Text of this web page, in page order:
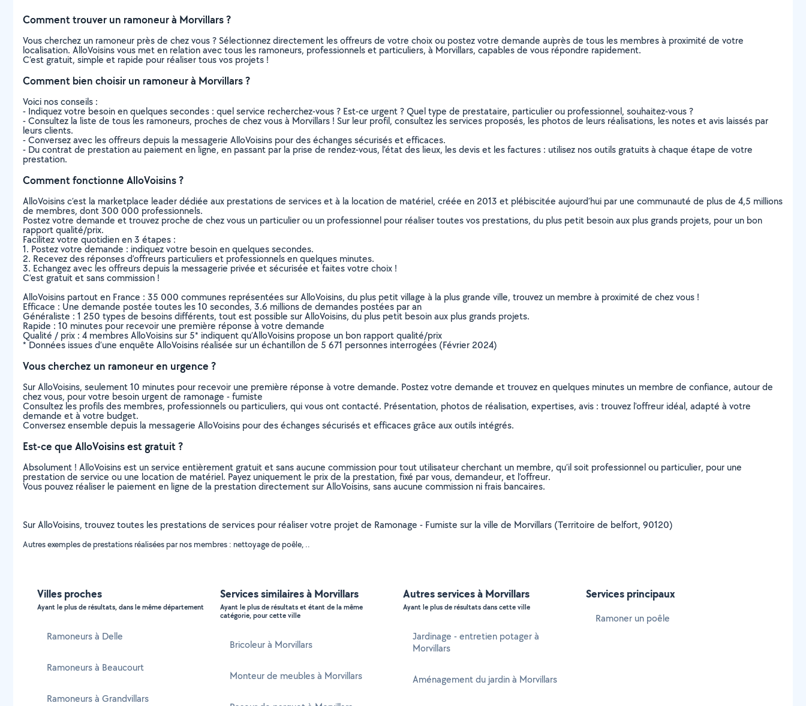
Comment trouver un ramoneur à Morvillars ?
Vous cherchez un ramoneur près de chez vous ? Sélectionnez directement les offreurs de votre choix ou postez votre demande auprès de tous les membres à proximité de votre
localisation. AlloVoisins vous met en relation avec tous les ramoneurs, professionnels et particuliers, à Morvillars, capables de vous répondre rapidement.
C’est gratuit, simple et rapide pour réaliser tous vos projets !
Comment bien choisir un ramoneur à Morvillars ?
Voici nos conseils :
- Indiquez votre besoin en quelques secondes : quel service recherchez-vous ? Est-ce urgent ? Quel type de prestataire, particulier ou professionnel, souhaitez-vous ?
- Consultez la liste de tous les ramoneurs, proches de chez vous à Morvillars ! Sur leur profil, consultez les services proposés, les photos de leurs réalisations, les notes et avis laissés par
leurs clients.
- Conversez avec les offreurs depuis la messagerie AlloVoisins pour des échanges sécurisés et efficaces.
- Du contrat de prestation au paiement en ligne, en passant par la prise de rendez-vous, l’état des lieux, les devis et les factures : utilisez nos outils gratuits à chaque étape de votre
prestation.
Comment fonctionne AlloVoisins ?
AlloVoisins c’est la marketplace leader dédiée aux prestations de services et à la location de matériel, créée en 2013 et plébiscitée aujourd’hui par une communauté de plus de 4,5 millions
de membres, dont 300 000 professionnels.
Postez votre demande et trouvez proche de chez vous un particulier ou un professionnel pour réaliser toutes vos prestations, du plus petit besoin aux plus grands projets, pour un bon
rapport qualité/prix.
Facilitez votre quotidien en 3 étapes :
1. Postez votre demande : indiquez votre besoin en quelques secondes.
2. Recevez des réponses d’offreurs particuliers et professionnels en quelques minutes.
3. Echangez avec les offreurs depuis la messagerie privée et sécurisée et faites votre choix !
C’est gratuit et sans commission !
AlloVoisins partout en France : 35 000 communes représentées sur AlloVoisins, du plus petit village à la plus grande ville, trouvez un membre à proximité de chez vous !
Efficace : Une demande postée toutes les 10 secondes, 3.6 millions de demandes postées par an
Généraliste : 1 250 types de besoins différents, tout est possible sur AlloVoisins, du plus petit besoin aux plus grands projets.
Rapide : 10 minutes pour recevoir une première réponse à votre demande
Qualité / prix : 4 membres AlloVoisins sur 5* indiquent qu’AlloVoisins propose un bon rapport qualité/prix
* Données issues d’une enquête AlloVoisins réalisée sur un échantillon de 5 671 personnes interrogées (Février 2024)
Vous cherchez un ramoneur en urgence ?
Sur AlloVoisins, seulement 10 minutes pour recevoir une première réponse à votre demande. Postez votre demande et trouvez en quelques minutes un membre de confiance, autour de
chez vous, pour votre besoin urgent de ramonage - fumiste
Consultez les profils des membres, professionnels ou particuliers, qui vous ont contacté. Présentation, photos de réalisation, expertises, avis : trouvez l'offreur idéal, adapté à votre
demande et à votre budget.
Conversez ensemble depuis la messagerie AlloVoisins pour des échanges sécurisés et efficaces grâce aux outils intégrés.
Est-ce que AlloVoisins est gratuit ?
Absolument ! AlloVoisins est un service entièrement gratuit et sans aucune commission pour tout utilisateur cherchant un membre, qu’il soit professionnel ou particulier, pour une
prestation de service ou une location de matériel. Payez uniquement le prix de la prestation, fixé par vous, demandeur, et l’offreur.
Vous pouvez réaliser le paiement en ligne de la prestation directement sur AlloVoisins, sans aucune commission ni frais bancaires.
Sur AlloVoisins, trouvez toutes les prestations de services pour réaliser votre projet de Ramonage - Fumiste sur la ville de Morvillars (Territoire de belfort, 90120)
Autres exemples de prestations réalisées par nos membres : nettoyage de poêle, ..
Villes proches
Ayant le plus de résultats, dans le même département
Ramoneurs à Delle
Ramoneurs à Beaucourt
Ramoneurs à Grandvillars
Services similaires à Morvillars
Ayant le plus de résultats et étant de la même
catégorie, pour cette ville
Bricoleur à Morvillars
Monteur de meubles à Morvillars
Autres services à Morvillars
Ayant le plus de résultats dans cette ville
Jardinage - entretien potager à
Morvillars
Aménagement du jardin à Morvillars
Services principaux
Ramoner un poêle